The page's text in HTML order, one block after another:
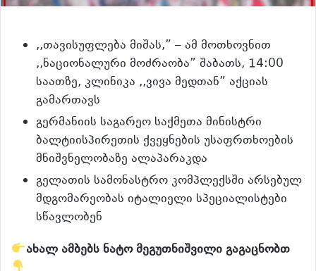
,,თავისუფლება მიშას,” – ამ მოთხოვნით
,,ნაციონალური მოძრაობა” შაბათს, 14:00
საათზე, კლინიკა ,,ვივა მედთან” აქციას
გამართავს
გერმანიის საგარეო საქმეთა მინისტრი
ბალტიისპირეთის ქვეყნების უსაფრთხოების
მნიშვნელობაზე ალაპარაკდა
გელათის სამონასტრო კომპლექსში არსებულ
მდგომარეობას იტალიელი სპეციალისტები
სწავლობენ
ახალ ამბებს ნატო მეგუთნიშვილი გაგაცნობთ